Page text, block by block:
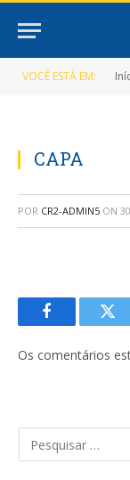
VOCÊ ESTÁ EM:
CAPA
POR CR2-ADMIN5 ON
Facebook
Os comentários